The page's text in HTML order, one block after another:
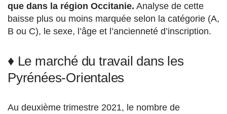
que dans la région Occitanie. Analyse de cette
baisse plus ou moins marquée selon la catégorie (A,
B ou C), le sexe, l’âge et l’ancienneté d’inscription.
♦ Le marché du travail dans les
Pyrénées-Orientales
Au deuxième trimestre 2021, le nombre de